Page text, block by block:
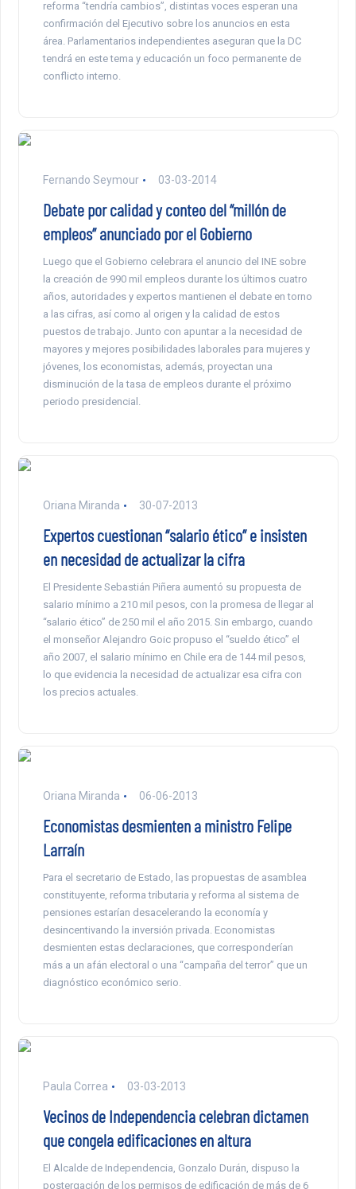
reforma “tendría cambios”, distintas voces esperan una
confirmación del Ejecutivo sobre los anuncios en esta
área. Parlamentarios independientes aseguran que la DC
tendrá en este tema y educación un foco permanente de
conflicto interno.
Fernando Seymour 03-03-2014
Debate por calidad y conteo del “millón de
empleos” anunciado por el Gobierno
Luego que el Gobierno celebrara el anuncio del INE sobre
la creación de 990 mil empleos durante los últimos cuatro
años, autoridades y expertos mantienen el debate en torno
a las cifras, así como al origen y la calidad de estos
puestos de trabajo. Junto con apuntar a la necesidad de
mayores y mejores posibilidades laborales para mujeres y
jóvenes, los economistas, además, proyectan una
disminución de la tasa de empleos durante el próximo
periodo presidencial.
Oriana Miranda 30-07-2013
Expertos cuestionan “salario ético” e insisten
en necesidad de actualizar la cifra
El Presidente Sebastián Piñera aumentó su propuesta de
salario mínimo a 210 mil pesos, con la promesa de llegar al
“salario ético” de 250 mil el año 2015. Sin embargo, cuando
el monseñor Alejandro Goic propuso el “sueldo ético” el
año 2007, el salario mínimo en Chile era de 144 mil pesos,
lo que evidencia la necesidad de actualizar esa cifra con
los precios actuales.
Oriana Miranda 06-06-2013
Economistas desmienten a ministro Felipe
Larraín
Para el secretario de Estado, las propuestas de asamblea
constituyente, reforma tributaria y reforma al sistema de
pensiones estarían desacelerando la economía y
desincentivando la inversión privada. Economistas
desmienten estas declaraciones, que corresponderían
más a un afán electoral o una “campaña del terror” que un
diagnóstico económico serio.
Paula Correa 03-03-2013
Vecinos de Independencia celebran dictamen
que congela edificaciones en altura
El Alcalde de Independencia, Gonzalo Durán, dispuso la
postergación de los permisos de edificación de más de 6